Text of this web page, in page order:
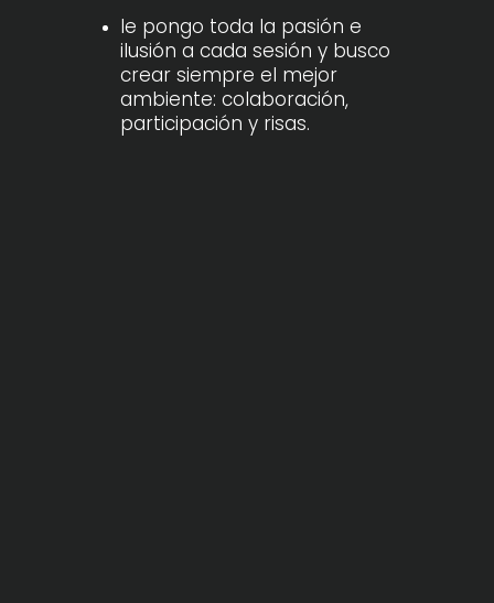
le pongo toda la pasión e
ilusión a cada sesión y busco
crear siempre el mejor
ambiente: colaboración,
participación y risas.